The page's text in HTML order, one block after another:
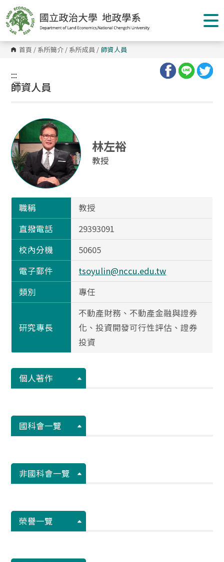
到
主
要
內
容
區 首頁 / 系所簡介 / 系所成員 / 師資人員
:::
:::
師資人員
林左裕
教授
職稱
教授
直撥電話
29393091
校內分機
50605
電子郵件
tsoyulin@nccu.edu.tw
類別
專任
研究專長
不動產財務、不動產金融與證券
化、投資開發可行性評估、證券
投資
個人著作
國科會一覽
非國科會一覽
榮譽一覽